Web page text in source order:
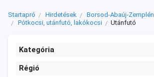
Startapró Hirdetések Borsod-Abaúj-Zemplén
Pótkocsi, utánfutó, lakókocsi
Utánfutó
Kategória
Régió